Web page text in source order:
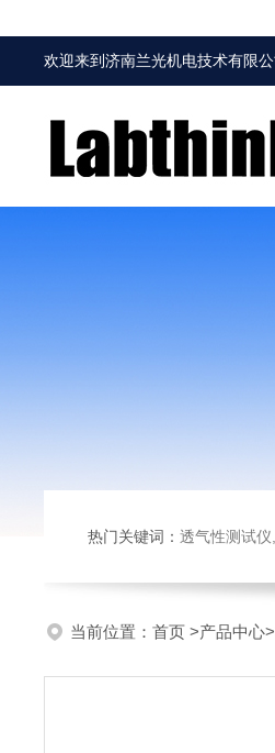
欢迎来到济南兰光机电技术有限公
热门关键词： 透气性测试仪,
当前位置： 首页 >产品中心